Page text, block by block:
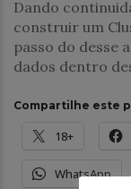
Dando
construir um
passo do desse
dados dentro
Compartilhe este
18+
WhatsApp